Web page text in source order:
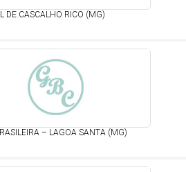
DE CASCALHO RICO (MG)
– LAGOA SANTA (MG)